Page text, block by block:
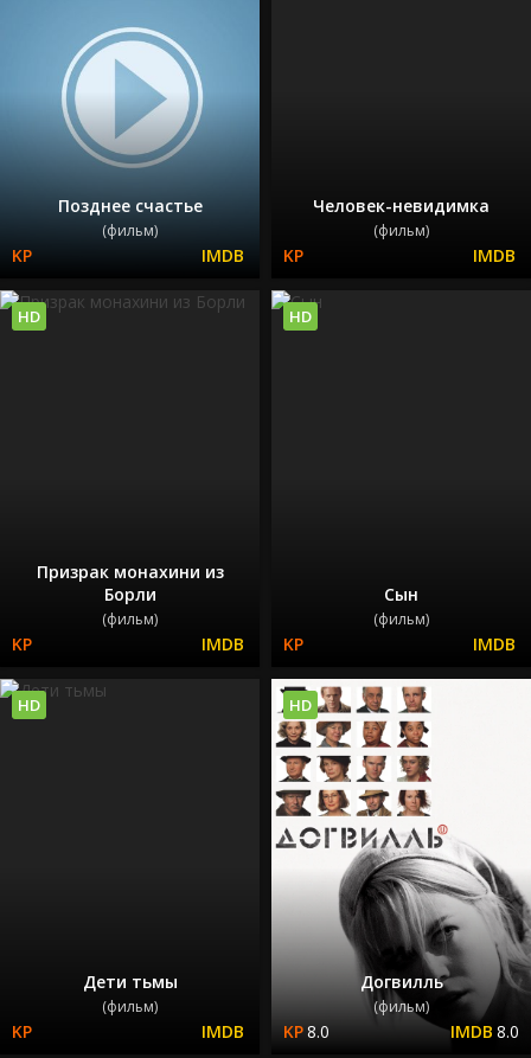
Позднее счастье
(фильм)
Человек-невидимка
(фильм)
Призрак монахини из
Борли
(фильм)
HD
Сын
(фильм)
HD
Дети тьмы
(фильм)
HD
Догвилль
(фильм)
8.0 8.0
HD